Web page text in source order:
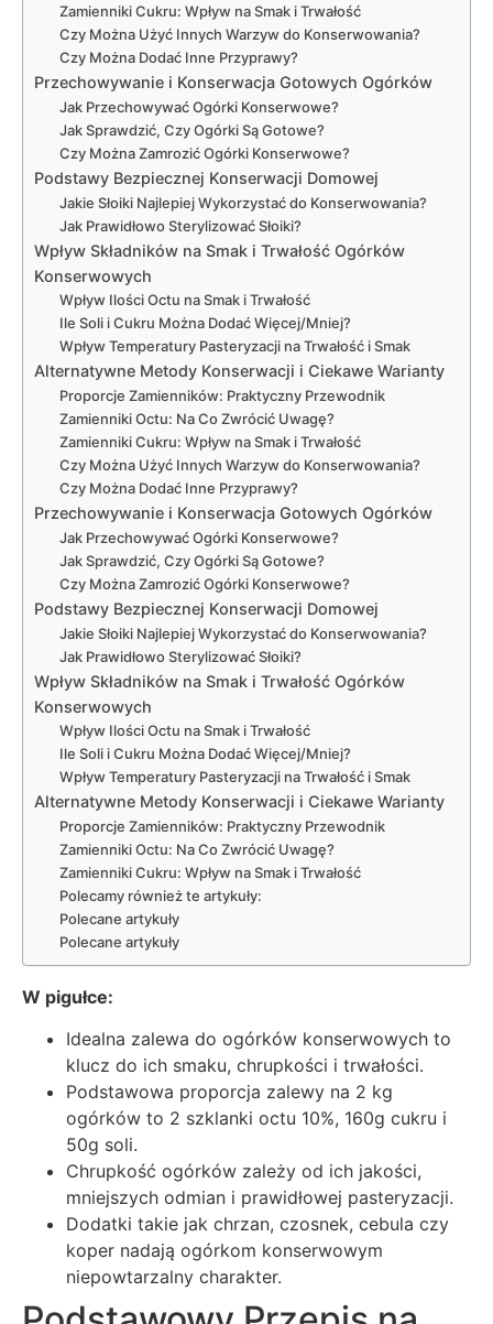
Zamienniki Cukru: Wpływ na Smak i Trwałość
Czy Można Użyć Innych Warzyw do Konserwowania?
Czy Można Dodać Inne Przyprawy?
Przechowywanie i Konserwacja Gotowych Ogórków
Jak Przechowywać Ogórki Konserwowe?
Jak Sprawdzić, Czy Ogórki Są Gotowe?
Czy Można Zamrozić Ogórki Konserwowe?
Podstawy Bezpiecznej Konserwacji Domowej
Jakie Słoiki Najlepiej Wykorzystać do Konserwowania?
Jak Prawidłowo Sterylizować Słoiki?
Wpływ Składników na Smak i Trwałość Ogórków
Konserwowych
Wpływ Ilości Octu na Smak i Trwałość
Ile Soli i Cukru Można Dodać Więcej/Mniej?
Wpływ Temperatury Pasteryzacji na Trwałość i Smak
Alternatywne Metody Konserwacji i Ciekawe Warianty
Proporcje Zamienników: Praktyczny Przewodnik
Zamienniki Octu: Na Co Zwrócić Uwagę?
Zamienniki Cukru: Wpływ na Smak i Trwałość
Czy Można Użyć Innych Warzyw do Konserwowania?
Czy Można Dodać Inne Przyprawy?
Przechowywanie i Konserwacja Gotowych Ogórków
Jak Przechowywać Ogórki Konserwowe?
Jak Sprawdzić, Czy Ogórki Są Gotowe?
Czy Można Zamrozić Ogórki Konserwowe?
Podstawy Bezpiecznej Konserwacji Domowej
Jakie Słoiki Najlepiej Wykorzystać do Konserwowania?
Jak Prawidłowo Sterylizować Słoiki?
Wpływ Składników na Smak i Trwałość Ogórków
Konserwowych
Wpływ Ilości Octu na Smak i Trwałość
Ile Soli i Cukru Można Dodać Więcej/Mniej?
Wpływ Temperatury Pasteryzacji na Trwałość i Smak
Alternatywne Metody Konserwacji i Ciekawe Warianty
Proporcje Zamienników: Praktyczny Przewodnik
Zamienniki Octu: Na Co Zwrócić Uwagę?
Zamienniki Cukru: Wpływ na Smak i Trwałość
Polecamy również te artykuły:
Polecane artykuły
Polecane artykuły
W pigułce:
Idealna zalewa do ogórków konserwowych to
klucz do ich smaku, chrupkości i trwałości.
Podstawowa proporcja zalewy na 2 kg
ogórków to 2 szklanki octu 10%, 160g cukru i
50g soli.
Chrupkość ogórków zależy od ich jakości,
mniejszych odmian i prawidłowej pasteryzacji.
Dodatki takie jak chrzan, czosnek, cebula czy
koper nadają ogórkom konserwowym
niepowtarzalny charakter.